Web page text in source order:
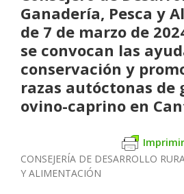
Ganadería, Pesca y
de 7 de marzo de
se convocan las
conservación y
razas autóctonas de
ovino-caprino en
Imprimir
CONSEJERÍA DE DESARROLLO
Y ALIMENTACIÓN